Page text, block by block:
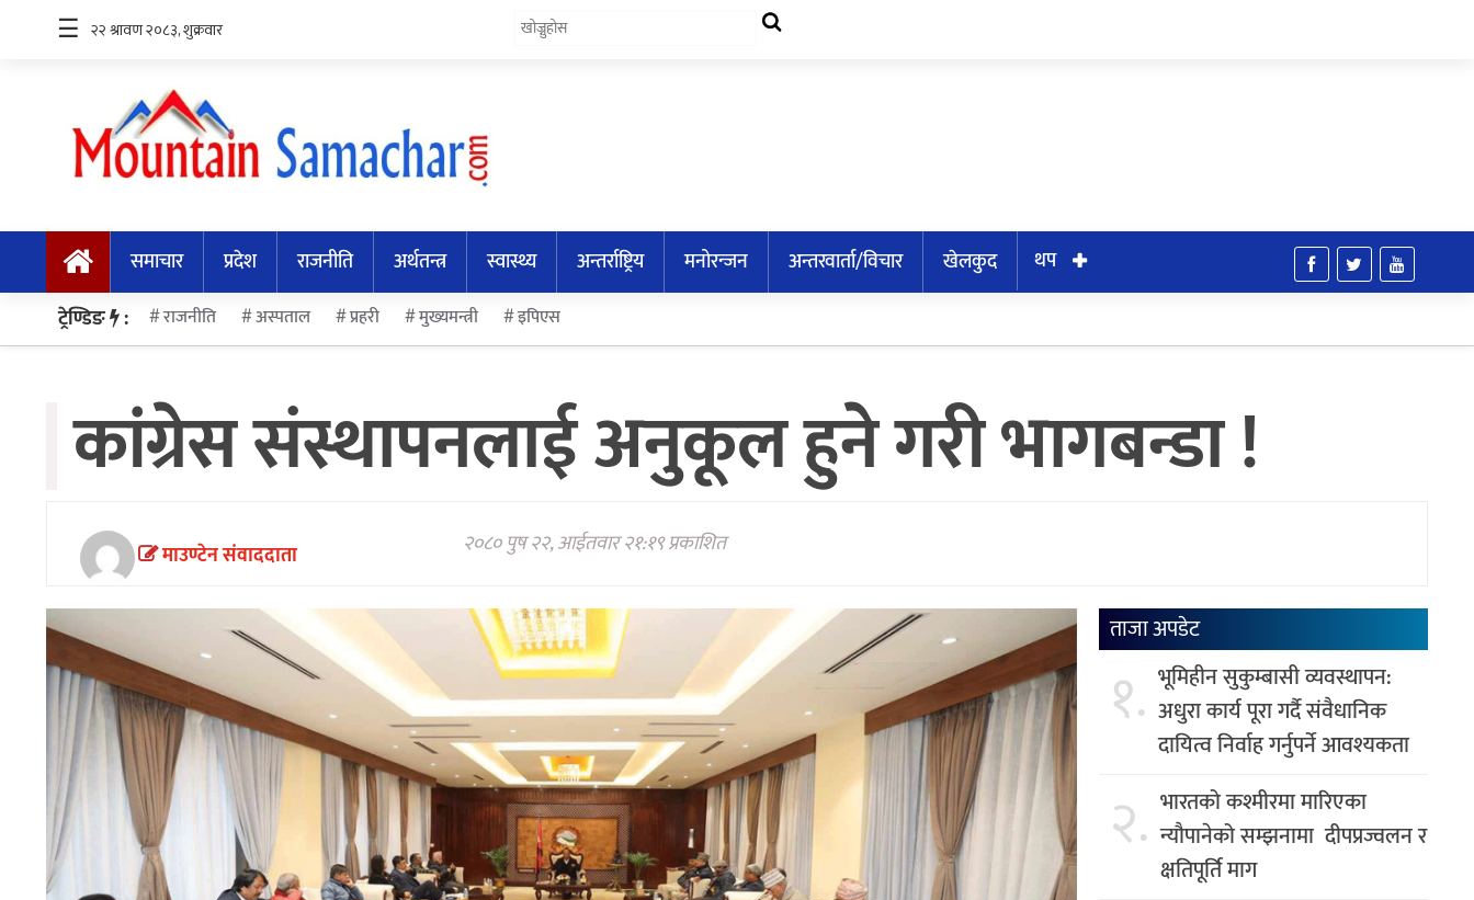
समाचार
प्रदेश
राजनीति
अर्थतन्त्र
अन्तर्राष्ट्रिय
मनोरन्जन
विचार
खेलकुद
थप
☰
समाचार प्रदेश राजनीति अर्थतन्त्र स्वास्थ्य अन्तर्राष्ट्रिय मनोरन्जन अन्तरवार्ता/विचार खेलकुद
थप
ट्रेण्डिङ : राजनीति अस्पताल प्रहरी मुख्यमन्त्री इपिएस
कांग्रेस संस्थापनलाई अनुकूल हुने गरी भागबन्डा !
माउण्टेन संवाददाता २०८० पुष २२, आईतवार २१:१९ प्रकाशित
ताजा अपडेट
१. भूमिहीन सुकुम्बासी व्यवस्थापन:
अधुरा कार्य पूरा गर्दै संवैधानिक
दायित्व निर्वाह गर्नुपर्ने आवश्यकता
२. भारतको कश्मीरमा मारिएका
न्यौपानेको सम्झनामा दीपप्रज्वलन र
क्षतिपूर्ति माग